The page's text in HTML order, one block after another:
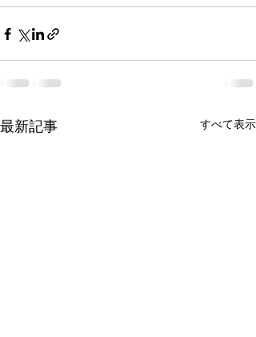
最新記事 すべて表示